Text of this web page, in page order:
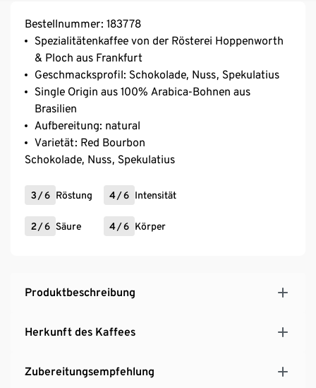
Bestellnummer: 183778
Spezialitätenkaffee von der Rösterei Hoppenworth
& Ploch aus Frankfurt
Geschmacksprofil: Schokolade, Nuss, Spekulatius
Single Origin aus 100% Arabica-Bohnen aus
Brasilien
Aufbereitung: natural
Varietät: Red Bourbon
Schokolade, Nuss, Spekulatius
3 /6 Röstung 4/6 Intensität
2 /6 Säure 4/6 Körper
Produktbeschreibung
Herkunft des Kaffees
Zubereitungsempfehlung